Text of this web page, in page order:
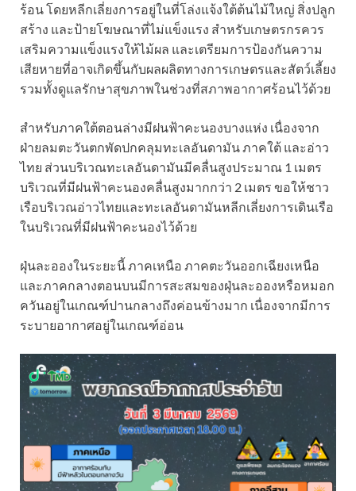
ร้อน โดยหลีกเลี่ยงการอยู่ในที่โล่งแจ้งใต้ต้นไม้ใหญ่ สิ่งปลูก
สร้าง และป้ายโฆษณาที่ไม่แข็งแรง สำหรับเกษตรกรควร
เสริมความแข็งแรงให้ไม้ผล และเตรียมการป้องกันความ
เสียหายที่อาจเกิดขึ้นกับผลผลิตทางการเกษตรและสัตว์เลี้ยง
รวมทั้งดูแลรักษาสุขภาพในช่วงที่สภาพอากาศร้อนไว้ด้วย
สำหรับภาคใต้ตอนล่างมีฝนฟ้าคะนองบางแห่ง เนื่องจาก
ฝ่ายลมตะวันตกพัดปกคลุมทะเลอันดามัน ภาคใต้ และอ่าว
ไทย ส่วนบริเวณทะเลอันดามันมีคลื่นสูงประมาณ 1 เมตร
บริเวณที่มีฝนฟ้าคะนองคลื่นสูงมากกว่า 2 เมตร ขอให้ชาว
เรือบริเวณอ่าวไทยและทะเลอันดามันหลีกเลี่ยงการเดินเรือ
ในบริเวณที่มีฝนฟ้าคะนองไว้ด้วย
ฝุ่นละอองในระยะนี้ ภาคเหนือ ภาคตะวันออกเฉียงเหนือ
และภาคกลางตอนบนมีการสะสมของฝุ่นละอองหรือหมอก
ควันอยู่ในเกณฑ์ปานกลางถึงค่อนข้างมาก เนื่องจากมีการ
ระบายอากาศอยู่ในเกณฑ์อ่อน